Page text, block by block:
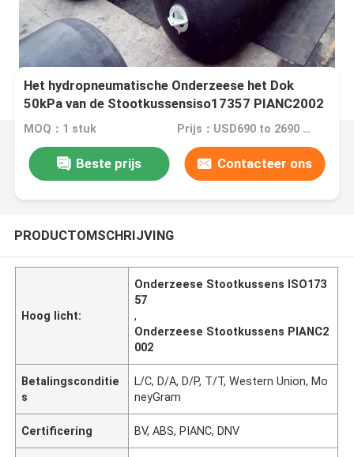
Het hydropneumatische Onderzeese het Dok
50kPa van de Stootkussensiso17357 PIANC2002
Ligplaats Drijven
MOQ：1 stuk Prijs：USD690 to 2690 Per Piece
Beste prijs Contacteer ons
PRODUCTOMSCHRIJVING
Hoog licht:
Onderzeese Stootkussens ISO173
57
,
Onderzeese Stootkussens PIANC2
002
Betalingsconditie
s
L/C, D/A, D/P, T/T, Western Union, Mo
neyGram
Certificering BV, ABS, PIANC, DNV